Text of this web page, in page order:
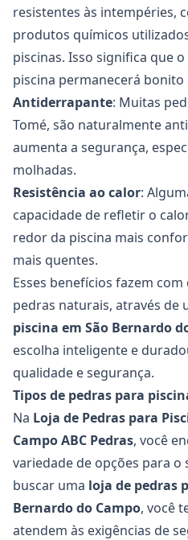
resistentes às intempéries,
produtos químicos
piscinas. Isso significa que
piscina permanecerá
Antiderrapante: Muitas
Tomé, são naturalmente
aumenta a segurança,
molhadas.
Resistência ao calor:
capacidade de refletir o
redor da piscina mais
mais quentes.
Esses benefícios fazem
pedras naturais, através de
piscina em São Bernardo
escolha inteligente e
qualidade e segurança.
Tipos de pedras para
Na Loja de Pedras para
CampoABC Pedras, você
variedade de opções para o
buscar uma loja de pedras
Bernardo do Campo, você
atendem às exigências de